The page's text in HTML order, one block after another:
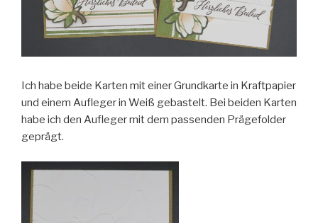
Ich habe beide Karten mit einer Grundkarte in Kraftpapier
und einem Aufleger in Weiß gebastelt. Bei beiden Karten
habe ich den Aufleger mit dem passenden Prägefolder
geprägt.